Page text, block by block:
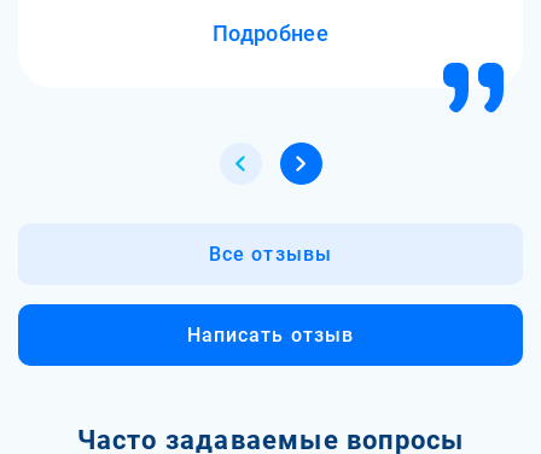
Подробнее
Все отзывы
Написать отзыв
Часто задаваемые вопросы